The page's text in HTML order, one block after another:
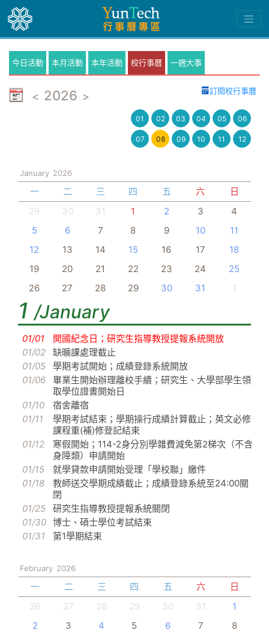
今日活動 本月活動 本年活動 校行事曆 一週大事
訂閱校行事曆
< 2026 >
01 02 03 04 05 06
07 08 09 10 11 12
January 2026
一 二 三 四 五 六
日
29
30 31 1 2 3
4
5
6 7 8 9 10
11
12
13 14 15 16 17
18
19
20 21 22 23 24
25
26
27 28 29 30 31 1
1 /January
01/01
開國紀念日；研究生指導教授提報系統開放
01/02
缺曠課處理截止
01/05
學期考試開始；成績登錄系統開放
01/06
畢業生開始辦理離校手續；研究生、大學部學生領
取學位證書開始日
01/10
宿舍離宿
01/11
學期考試結束；學期操行成績計算截止；英文必修
課程重(補)修登記結束
01/12
寒假開始；114-2身分別學雜費減免第2梯次（不含
身障類）申請開始
01/15
就學貸款申請開始受理「學校聯」繳件
01/18
教師送交學期成績截止；成績登錄系統至24:00關
閉
01/25
研究生指導教授提報系統關閉
01/30 博士、碩士學位考試結束
01/31
第1學期結束
February 2026
一 二 三 四 五 六
日
26
27 28 29 30 31
1
2
3 4 5 6 7
8